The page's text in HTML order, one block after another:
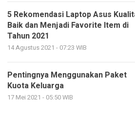
5 Rekomendasi Laptop Asus
Baik dan Menjadi Favorite Item di
Tahun 2021
14 Agustus 2021 - 07:23 WIB
Pentingnya Menggunakan Paket
Kuota Keluarga
17 Mei 2021 - 05:50 WIB